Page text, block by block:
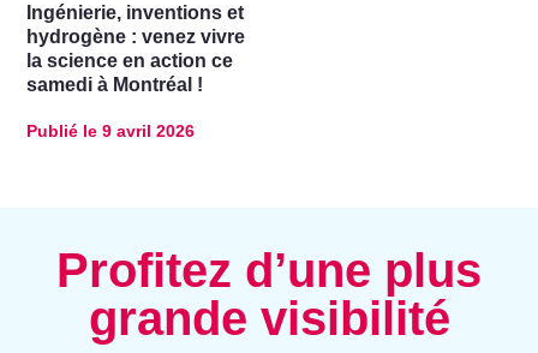
Ingénierie, inventions et
hydrogène : venez vivre
la science en action ce
samedi à Montréal !
Publié le 9 avril 2026
Profitez d’une plus
grande visibilité